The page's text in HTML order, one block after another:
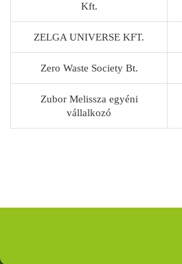
Kft.
ZELGA UNIVERSE KFT.
Zero Waste Society Bt.
Zubor Melissza egyéni
vállalkozó